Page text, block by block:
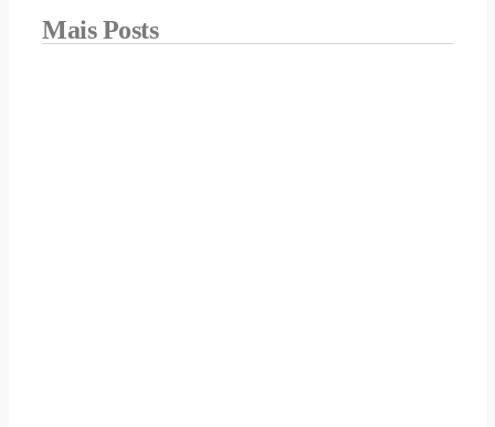
Mais Posts